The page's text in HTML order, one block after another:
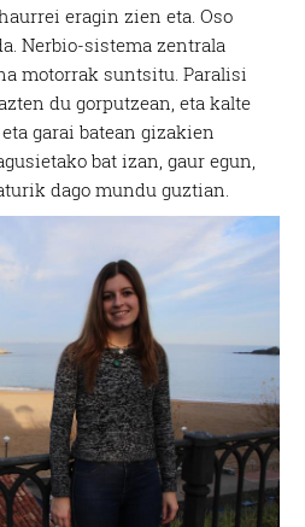
eragin zien eta. Oso
Nerbio-sistema zentrala
motorrak suntsitu. Paralisi
du gorputzean, eta kalte
garai batean gizakien
bat izan, gaur egun,
dago mundu guztian.